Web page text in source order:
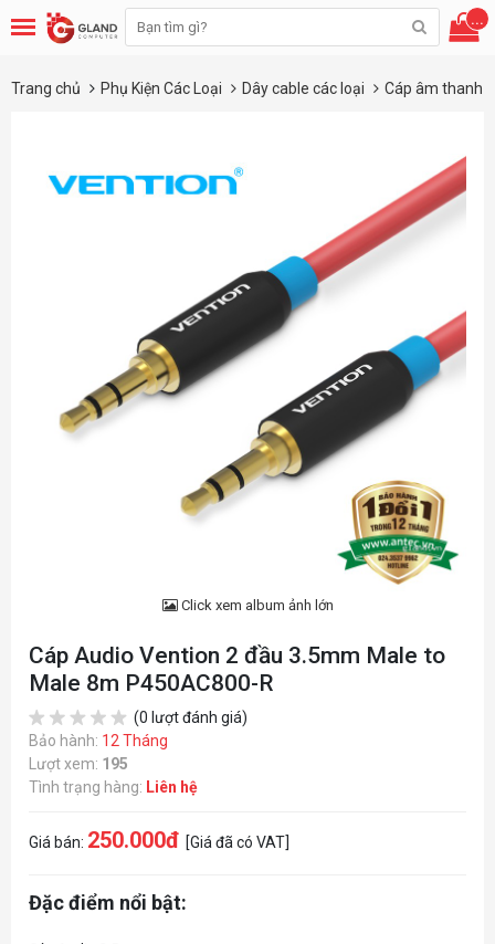
...
Trang chủ Phụ Kiện Các Loại Dây cable các loại Cáp âm thanh
Click xem album ảnh lớn
Cáp Audio Vention 2 đầu 3.5mm Male to
Male 8m P450AC800-R
(0 lượt đánh giá)
Bảo hành: 12 Tháng
Lượt xem: 195
Tình trạng hàng: Liên hệ
Giá bán: 250.000đ [Giá đã có VAT]
Đặc điểm nổi bật: